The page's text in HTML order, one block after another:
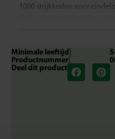
1000 strijkkralen voor
Perfect te combineren met
Laat je verbeelding stralen
Met de zachte zalmroze
Minimale leeftijd|
Productnummer|
Deel dit product